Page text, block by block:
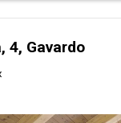
4, Gavardo